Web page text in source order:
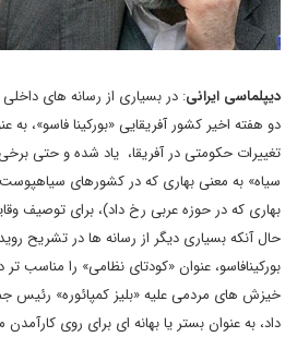
دیپلماسی ایرانی: در بسیاری از رسانه های
دو هفته اخیر کشور آفریقایی «بورکینا فاسو»،
تغییرات حکومتی در آفریقا، یاد شده و حتی برخی
سیاه» به معنی بهاری که در کشورهای سیاهپوست
بهاری که در حوزه عربی رخ داد)، برای توصیف
حال آنکه بسیاری دیگر از رسانه ها در تشریح
بورکینافاسو، عنوان «کودتای نظامی» را مناسب
خیزش های مردمی علیه «بلیز کمپائوره» رئیس
داد، به عنوان بستر یا بهانه ای برای روی